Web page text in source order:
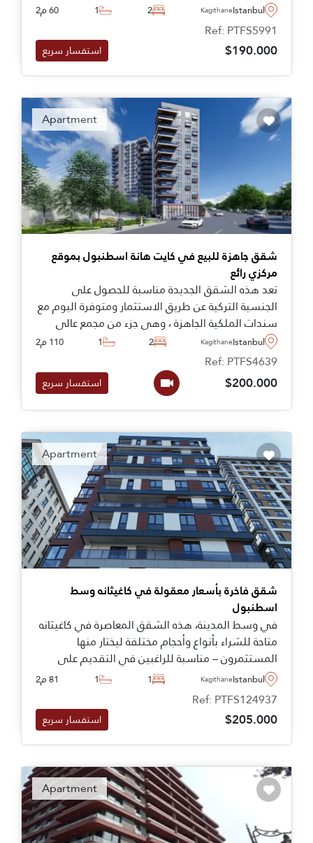
من مراكز التسوق ووسائل النقل.
Istanbul
Kagithane
2
1 60 م2
Ref: PTFS5991
$190.000 استفسار سريع
Apartment
شقق جاهزة للبيع في كايت هانة اسطنبول بموقع
مركزي رائع
تعد هذه الشقق الجديدة مناسبة للحصول على
الجنسية التركية عن طريق الاستثمار ومتوفرة اليوم مع
سندات الملكية الجاهزة ، وهي جزء من مجمع عالي
الجودة في كايتهانة .
Istanbul
Kagithane
2
1 110 م2
Ref: PTFS4639
$200.000 استفسار سريع
Apartment
شقق فاخرة بأسعار معقولة في كاغيثانه وسط
اسطنبول
في وسط المدينة، هذه الشقق المعاصرة في كاغيثانه
متاحة للشراء بأنواع وأحجام مختلفة ليختار منها
المستثمرون – مناسبة للراغبين في التقديم على
الجنسية التركية أو الإقامة.
Istanbul
Kagithane
1
1 81 م2
Ref: PTFS124937
$205.000 استفسار سريع
Apartment